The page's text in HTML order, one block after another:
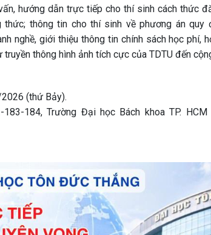
hướng dẫn trực tiếp cho thí sinh cách thức
thức; thông tin cho thí sinh về phương án
nghề, giới thiệu thông tin chính sách học phí,
thông hình ảnh tích cực của TDTU đến
(thứ Bảy).
183-184, Trường Đại học Bách khoa TP.